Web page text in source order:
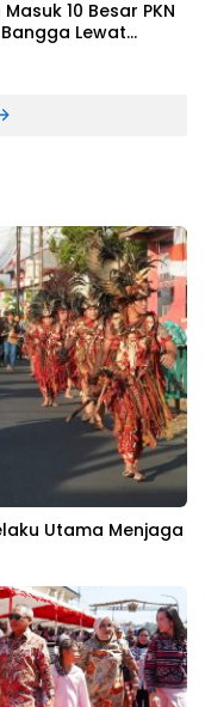
10 Besar PKN
Lewat
Utama Menjaga